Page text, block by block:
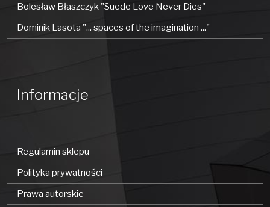
Bolesław Błaszczyk "Suede Love Never Dies"
Dominik Lasota "... spaces of the imagination ..."
Informacje
Regulamin sklepu
Polityka prywatności
Prawa autorskie